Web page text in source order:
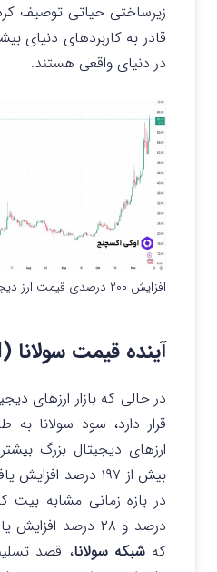
زیرساختی حیاتی توصیف
قادر به کاربردهای دنیای
در دنیای واقعی هستند.
افزایش ۲۰۰ درصدی قیمت ارز دیجیتال سولانا در یک ماه
آینده قیمت سولانا (sol)
در حالی که بازار ارزهای
قرار دارد، سود سولانا به
ارزهای دیجیتال بزرگ
بیش از ۱۹۷ درصد
درصد و ۲۸ درصد
کهشبکه سولانا، قصد